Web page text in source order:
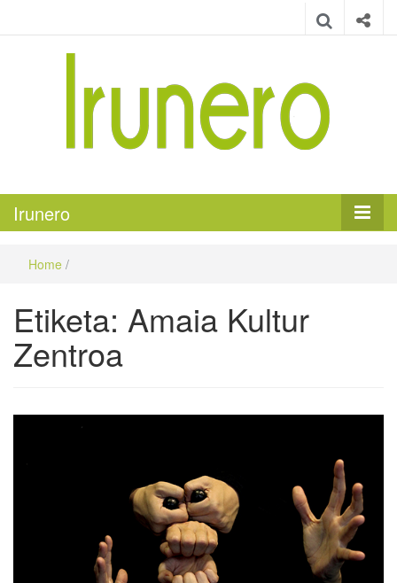
Irunero
Home /
Etiketa: Amaia Kultur
Zentroa